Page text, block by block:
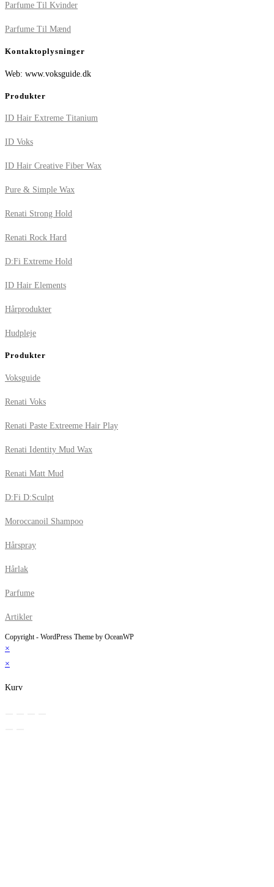
Parfume Til Kvinder
Parfume Til Mænd
Kontaktoplysninger
Web: www.voksguide.dk
Produkter
ID Hair Extreme Titanium
ID Voks
ID Hair Creative Fiber Wax
Pure & Simple Wax
Renati Strong Hold
Renati Rock Hard
D:Fi Extreme Hold
ID Hair Elements
Hårprodukter
Hudpleje
Produkter
Voksguide
Renati Voks
Renati Paste Extreeme Hair Play
Renati Identity Mud Wax
Renati Matt Mud
D:Fi D:Sculpt
Moroccanoil Shampoo
Hårspray
Hårlak
Parfume
Artikler
Copyright - WordPress Theme by OceanWP
×
×
Kurv